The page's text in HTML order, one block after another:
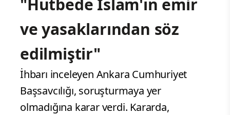
"Hutbede İslam'ın emir
ve yasaklarından söz
edilmiştir"
İhbarı inceleyen Ankara Cumhuriyet
Başsavcılığı, soruşturmaya yer
olmadığına karar verdi. Kararda,